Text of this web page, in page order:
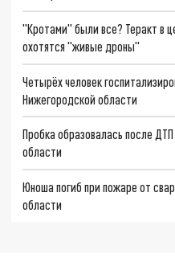
"Кротами" были все? Теракт в
охотятся "живые дроны"
Четырёх человек
Нижегородской области
Пробка образовалась после
области
Юноша погиб при пожаре от
области